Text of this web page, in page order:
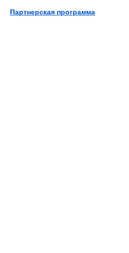
Партнерская программа